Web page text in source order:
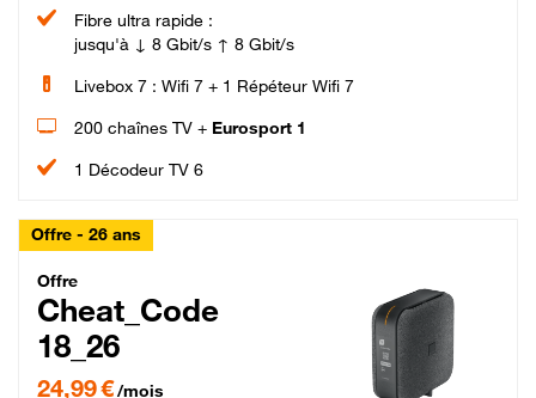
Fibre ultra rapide :
jusqu'à ↓ 8 Gbit/s ↑ 8 Gbit/s
Livebox 7 : Wifi 7 + 1 Répéteur Wifi 7
200 chaînes TV + Eurosport 1
1 Décodeur TV 6
Offre - 26 ans
Cheat_Code Fibre_18_26
Offre
Cheat_Code
18_26
24,99 € par mois pendant 0 mois puis 49,99 € par mois, Sans engagement
24,99 €/mois